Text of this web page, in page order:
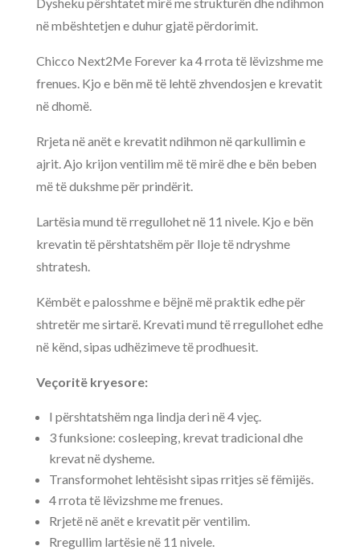
në mbështetjen e duhur gjatë përdorimit.
Chicco Next2Me Forever ka 4 rrota të lëvizshme me
frenues. Kjo e bën më të lehtë zhvendosjen e krevatit
në dhomë.
Rrjeta në anët e krevatit ndihmon në qarkullimin e
ajrit. Ajo krijon ventilim më të mirë dhe e bën beben
më të dukshme për prindërit.
Lartësia mund të rregullohet në 11 nivele. Kjo e bën
krevatin të përshtatshëm për lloje të ndryshme
shtratesh.
Këmbët e palosshme e bëjnë më praktik edhe për
shtretër me sirtarë. Krevati mund të rregullohet edhe
në kënd, sipas udhëzimeve të prodhuesit.
Veçoritë kryesore:
I përshtatshëm nga lindja deri në 4 vjeç.
3 funksione: cosleeping, krevat tradicional dhe
krevat në dysheme.
Transformohet lehtësisht sipas rritjes së fëmijës.
4 rrota të lëvizshme me frenues.
Rrjetë në anët e krevatit për ventilim.
Rregullim lartësie në 11 nivele.